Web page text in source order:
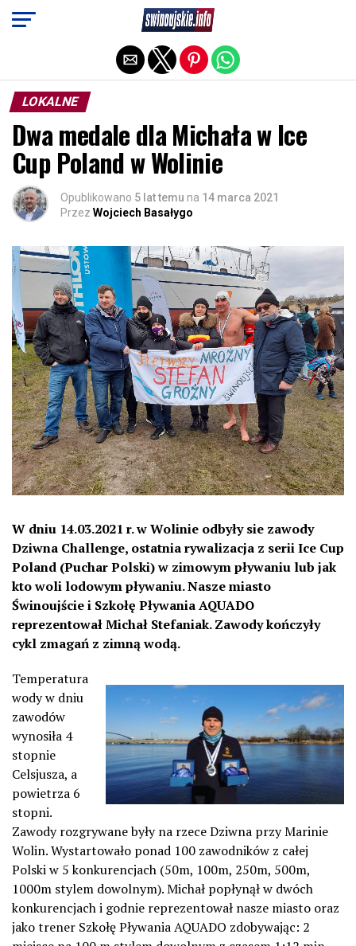
LOKALNE
Dwa medale dla Michała w Ice
Cup Poland w Wolinie
Opublikowano 5 lat temu na 14 marca 2021
Przez Wojciech Basałygo
W dniu 14.03.2021 r. w Wolinie odbyły sie zawody
Dziwna Challenge, ostatnia rywalizacja z serii Ice Cup
Poland (Puchar Polski) w zimowym pływaniu lub jak
kto woli lodowym pływaniu. Nasze miasto
Świnoujście i Szkołę Pływania AQUADO
reprezentował Michał Stefaniak. Zawody kończyły
cykl zmagań z zimną wodą.
Temperatura
wody w dniu
zawodów
wynosiła 4
stopnie
Celsjusza, a
powietrza 6
stopni.
Zawody rozgrywane były na rzece Dziwna przy Marinie
Wolin. Wystartowało ponad 100 zawodników z całej
Polski w 5 konkurencjach (50m, 100m, 250m, 500m,
1000m stylem dowolnym). Michał popłynął w dwóch
konkurencjach i godnie reprezentował nasze miasto oraz
jako trener Szkołę Pływania AQUADO zdobywając: 2
Exit mobile version